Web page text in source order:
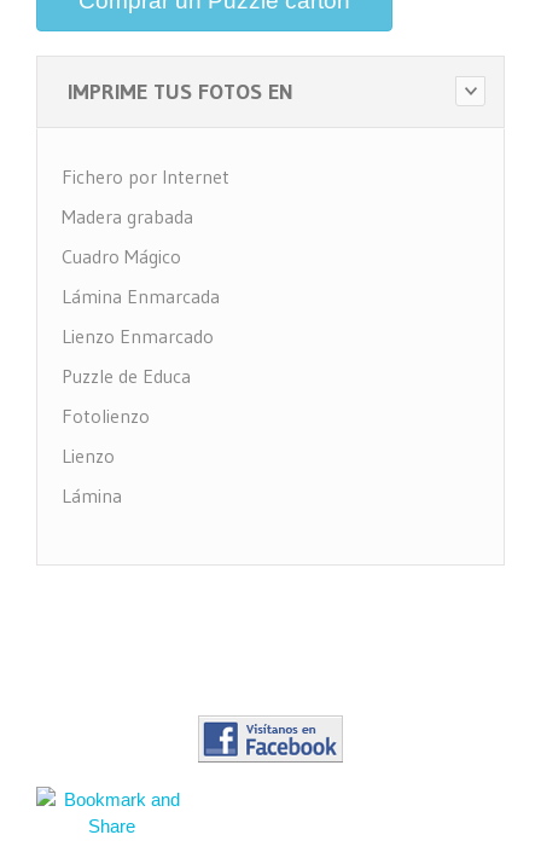
IMPRIME TUS FOTOS EN
Fichero por Internet
Madera grabada
Cuadro Mágico
Lámina Enmarcada
Lienzo Enmarcado
Puzzle de Educa
Fotolienzo
Lienzo
Lámina